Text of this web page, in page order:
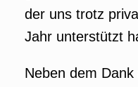
der uns trotz
Jahr unterstützt
Neben dem